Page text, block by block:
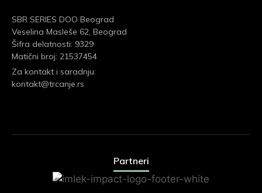
SBR SERIES DOO Beograd
Veselina Masleše 62, Beograd
Šifra delatnosti: 9329
Matični broj: 21537454
Za kontakt i saradnju:
kontakt@trcanje.rs
Partneri